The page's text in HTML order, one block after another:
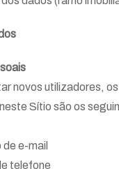
novos utilizadores,
Sítio são os
de e-mail
telefone